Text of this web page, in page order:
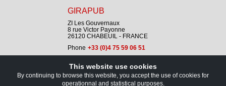
GIRAPUB
ZI Les Gouvernaux
8 rue Victor Payonne
26120 CHABEUIL - FRANCE
Phone +33 (0)4 75 59 06 51
CONTACT
This website use cookies
By continuing to browse this website, you accept the use of cookies for
operationnal and statistical purposes.